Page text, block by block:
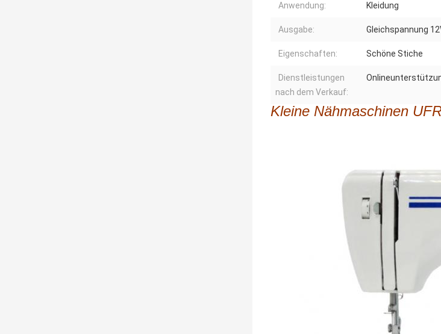
Anwendung: Kleidung
Ausgabe: Gleichspannung
Eigenschaften: Schöne Stiche
Dienstleistungen
nach dem Verkauf:
Kleine Nähmaschinen